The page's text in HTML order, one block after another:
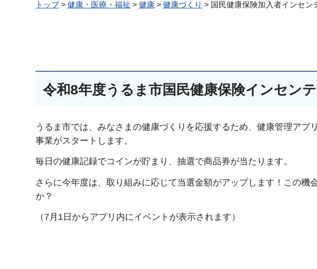
トップ> 健康・医療・福祉 > 健康 > 健康づくり > 国民健康保険加入者インセン
令和8年度うるま市国民健康保険インセン
うるま市では、みなさまの健康づくりを応援するため、健康管理アプ
事業がスタートします。
毎日の健康記録でコインが貯まり、抽選で商品券が当たります。
さらに今年度は、取り組みに応じて当選金額がアップします！この機
か？
（7月1日からアプリ内にイベントが表示されます）